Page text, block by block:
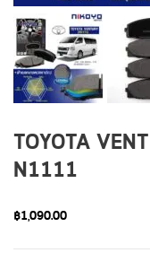
TOYOTA
N1111
฿1,090.00